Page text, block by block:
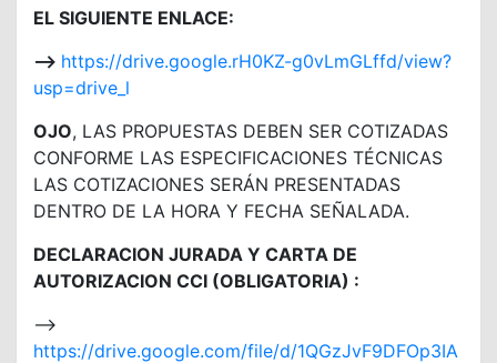
EL SIGUIENTE ENLACE:
—> https://drive.google.rH0KZ-g0vLmGLffd/view?
usp=drive_l
OJO, LAS PROPUESTAS DEBEN SER COTIZADAS
CONFORME LAS ESPECIFICACIONES TÉCNICAS
LAS COTIZACIONES SERÁN PRESENTADAS
DENTRO DE LA HORA Y FECHA SEÑALADA.
DECLARACION JURADA Y CARTA DE
AUTORIZACION CCI (OBLIGATORIA) :
—>
https://drive.google.com/file/d/1QGzJvF9DFOp3IA